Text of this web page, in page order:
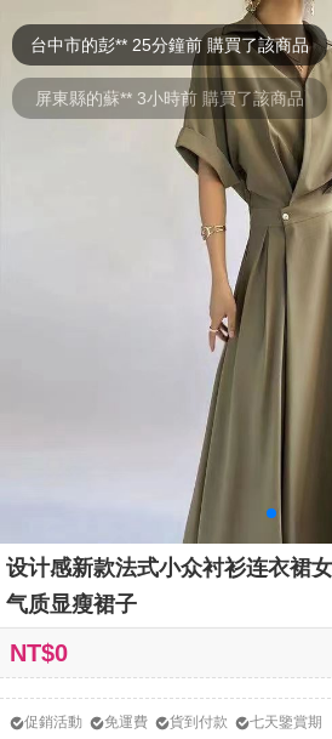
设计感新款法式小众衬衫连衣裙
气质显瘦裙子
NT$0
促銷活動 免運費 貨到付款 七天鑒賞期
台中市的彭** 25分鐘前 購買了該商品
屏東縣的蘇** 3小時前 購買了該商品